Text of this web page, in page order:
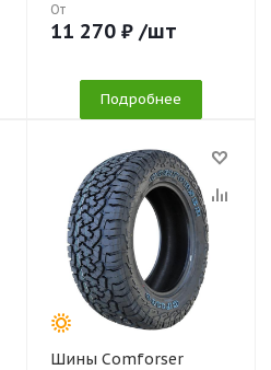
От
11 270 ₽ /шт
Подробнее
Шины Comforser